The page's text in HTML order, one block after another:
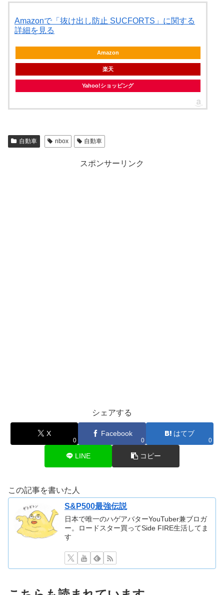
Amazonで「抜け出し防止 SUCFORTS」に関する
詳細を見る
Amazon
楽天
Yahoo!ショッピング
自動車 nbox 自動車
スポンサーリンク
シェアする
X
0
Facebook
0
はてブ
0
LINE コピー
この記事を書いた人
S&P500最強伝説
日本で唯一のハゲアバターYouTuber兼ブロガ
ー。ロードスター買ってSide FIRE生活してま
す